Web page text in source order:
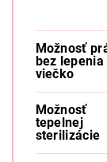
Možnosť
bez lepenia
viečko
Možnosť
tepelnej
sterilizácie